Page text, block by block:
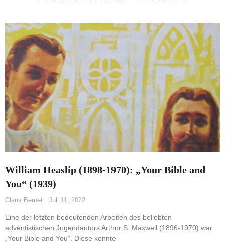
William Heaslip (1898-1970): „Your Bible and
You“ (1939)
Claus Bernet Juli 11, 2022
Eine der letzten bedeutenden Arbeiten des beliebten
adventistischen Jugendautors Arthur S. Maxwell (1896-1970) war
„Your Bible and You“. Diese konnte